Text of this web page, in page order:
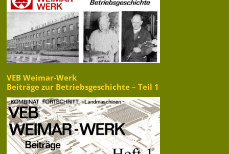
VEB Weimar-Werk
Beiträge zur Betriebsgeschichte – Teil 1